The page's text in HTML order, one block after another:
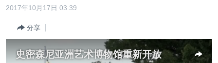
内港澳
国际
最新国际新闻
分类新闻
2017年10月17日 03:39
分享
史密森尼亚洲艺术博物馆重新开放